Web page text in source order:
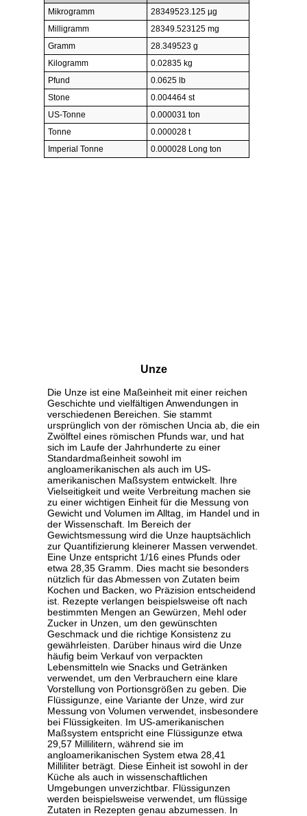
Mikrogramm
28349523.125 µg
Milligramm
28349.523125 mg
Gramm
28.349523 g
Kilogramm
0.02835 kg
Pfund
0.0625 lb
Stone
0.004464 st
US-Tonne
0.000031 ton
Tonne
0.000028 t
Imperial Tonne
0.000028 Long ton
Unze
Die Unze ist eine Maßeinheit mit einer reichen
Geschichte und vielfältigen Anwendungen in
verschiedenen Bereichen. Sie stammt
ursprünglich von der römischen Uncia ab, die ein
Zwölftel eines römischen Pfunds war, und hat
sich im Laufe der Jahrhunderte zu einer
Standardmaßeinheit sowohl im
angloamerikanischen als auch im US-
amerikanischen Maßsystem entwickelt. Ihre
Vielseitigkeit und weite Verbreitung machen sie
zu einer wichtigen Einheit für die Messung von
Gewicht und Volumen im Alltag, im Handel und in
der Wissenschaft. Im Bereich der
Gewichtsmessung wird die Unze hauptsächlich
zur Quantifizierung kleinerer Massen verwendet.
Eine Unze entspricht 1/16 eines Pfunds oder
etwa 28,35 Gramm. Dies macht sie besonders
nützlich für das Abmessen von Zutaten beim
Kochen und Backen, wo Präzision entscheidend
ist. Rezepte verlangen beispielsweise oft nach
bestimmten Mengen an Gewürzen, Mehl oder
Zucker in Unzen, um den gewünschten
Geschmack und die richtige Konsistenz zu
gewährleisten. Darüber hinaus wird die Unze
häufig beim Verkauf von verpackten
Lebensmitteln wie Snacks und Getränken
verwendet, um den Verbrauchern eine klare
Vorstellung von Portionsgrößen zu geben. Die
Flüssigunze, eine Variante der Unze, wird zur
Messung von Volumen verwendet, insbesondere
bei Flüssigkeiten. Im US-amerikanischen
Maßsystem entspricht eine Flüssigunze etwa
29,57 Millilitern, während sie im
angloamerikanischen System etwa 28,41
Milliliter beträgt. Diese Einheit ist sowohl in der
Küche als auch in wissenschaftlichen
Umgebungen unverzichtbar. Flüssigunzen
werden beispielsweise verwendet, um flüssige
Zutaten in Rezepten genau abzumessen. In